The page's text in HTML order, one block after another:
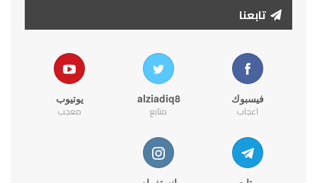
تابعنا
فيسبوك
اعجاب
alziadiq8
متابع
يوتيوب
معجب